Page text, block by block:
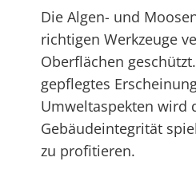
Die Algen- und
richtigen Werkzeuge
Oberflächen
gepflegtes
Umweltaspekten wird
Gebäudeintegrität
zu profitieren.